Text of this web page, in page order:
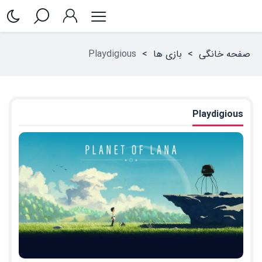
صفحه خانگی > بازی ها >
Playdigious‏
Playdigious‏